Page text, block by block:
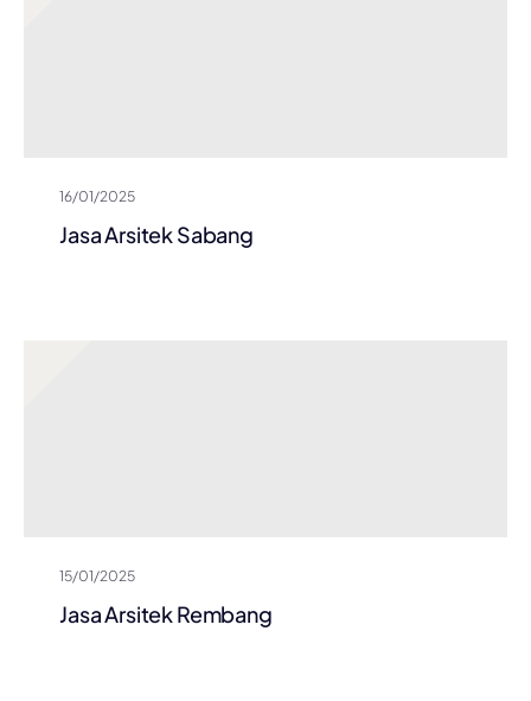
16/01/2025
Jasa Arsitek Sabang
15/01/2025
Jasa Arsitek Rembang